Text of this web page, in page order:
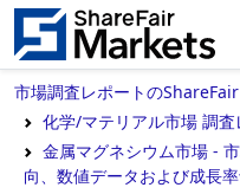
市場調査レポートの
化学/マテリアル市場 調査
金属マグネシウム市場 -
向、数値データおよび成長